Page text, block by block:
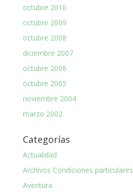
octubre 2010
octubre 2009
octubre 2008
diciembre 2007
octubre 2006
octubre 2005
noviembre 2004
marzo 2002
Categorías
Actualidad
Archivos Condiciones particulares
Aventura